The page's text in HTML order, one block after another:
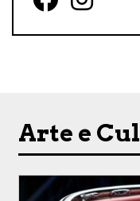
Follow
Follow
Arte e